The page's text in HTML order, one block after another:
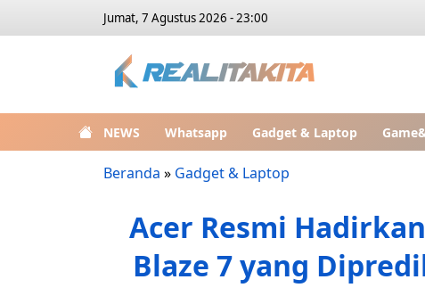
Jumat, 7 Agustus 2026 - 23:00
NEWS Whatsapp Gadget & Laptop
Beranda » Gadget & Laptop
Acer Resmi
Blaze 7 yang